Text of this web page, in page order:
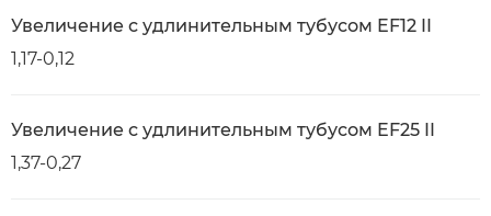
Увеличение с удлинительным тубусом EF12 II
1,17-0,12
Увеличение с удлинительным тубусом EF25 II
1,37-0,27